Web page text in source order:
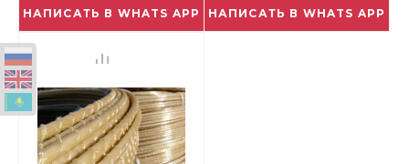
НАПИСАТЬ В WHATS APP НАПИСАТЬ В WHATS APP